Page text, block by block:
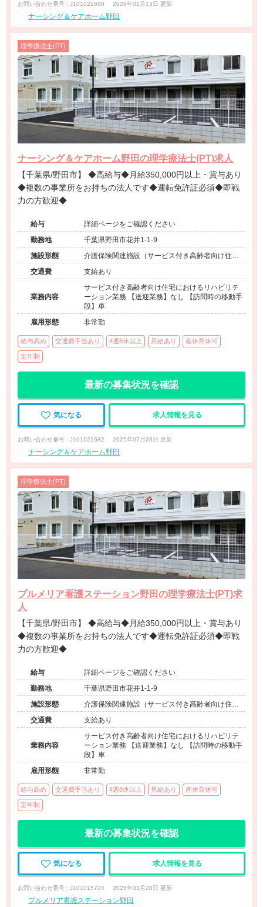
お問い合わせ番号 : J101021680 2026年01月13日 更新
ナーシング＆ケアホーム野田
理学療法士(PT)
ナーシング＆ケアホーム野田の理学療法士(PT)求人
【千葉県/野田市】 ◆高給与◆月給350,000円以上・賞与あり
◆複数の事業所をお持ちの法人です◆運転免許証必須◆即戦
力の方歓迎◆
給与
詳細ページをご確認ください
勤務地
千葉県野田市花井1-1-9
施設形態
介護保険関連施設（サービス付き高齢者向け住宅/
訪問看護・リハ）
交通費 支給あり
業務内容
サービス付き高齢者向け住宅におけるリハビリテ
ーション業務 【送迎業務】なし 【訪問時の移動手
段】車
雇用形態
非常勤
給与高め 交通費手当あり 4週8休以上 昇給あり 産休育休可
定年制
最新の募集状況を確認
気になる 求人情報を見る
お問い合わせ番号 : J101021682 2025年07月28日 更新
ナーシング＆ケアホーム野田
理学療法士(PT)
プルメリア看護ステーション野田の理学療法士(PT)求
人
【千葉県/野田市】 ◆高給与◆月給350,000円以上・賞与あり
◆複数の事業所をお持ちの法人です◆運転免許証必須◆即戦
力の方歓迎◆
給与
詳細ページをご確認ください
勤務地
千葉県野田市花井1-1-9
施設形態
介護保険関連施設（サービス付き高齢者向け住宅/
訪問看護・リハ）
交通費 支給あり
業務内容
サービス付き高齢者向け住宅におけるリハビリテ
ーション業務 【送迎業務】なし 【訪問時の移動手
段】車
雇用形態
非常勤
給与高め 交通費手当あり 4週8休以上 昇給あり 産休育休可
定年制
最新の募集状況を確認
気になる 求人情報を見る
お問い合わせ番号 : J101015724 2025年03月28日 更新
プルメリア看護ステーション野田